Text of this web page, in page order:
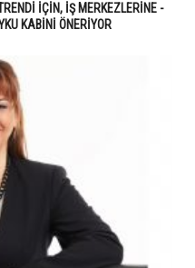
İÇİN, İŞ MERKEZLERİNE -
KABİNİ ÖNERİYOR